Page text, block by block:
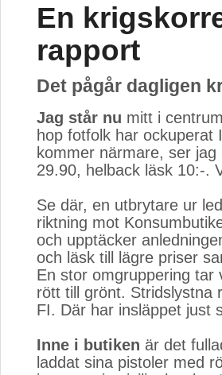
En
rapport
Det pågår dagligen
Jag står nu mitt i
hop fotfolk har ockuperat
kommer närmare, ser
29.90, helback läsk 10:-.
Se där, en utbrytare ur
riktning mot
och upptäcker
och läsk till lägre priser
En stor omgruppering tar
rött till grönt. Stridslystna
FI. Där har insläppet just
Inne i butiken är det
laddat sina pistoler med